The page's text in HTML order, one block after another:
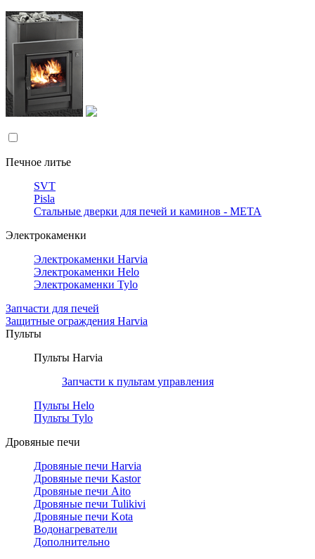
Печное литье
SVT
Pisla
Стальные дверки для печей и каминов - META
Электрокаменки
Электрокаменки Harvia
Электрокаменки Helo
Электрокаменки Tylo
Запчасти для печей
Защитные ограждения Harvia
Пульты
Пульты Harvia
Запчасти к пультам управления
Пульты Helo
Пульты Tylo
Дровяные печи
Дровяные печи Harvia
Дровяные печи Kastor
Дровяные печи Aito
Дровяные печи Tulikivi
Дровяные печи Kota
Водонагреватели
Дополнительно